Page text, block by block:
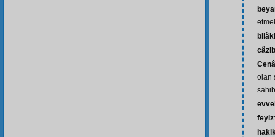
olan
feyiz